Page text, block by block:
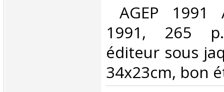
AGEP 1991
1991, 265
éditeur sous
34x23cm, bon